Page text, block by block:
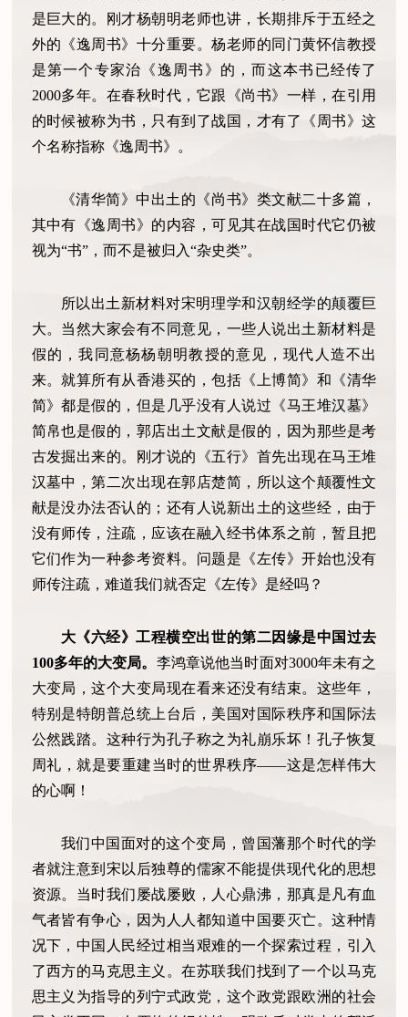
是巨大的。刚才杨朝明老师也讲，长期排斥于五经之
外的《逸周书》十分重要。杨老师的同门黄怀信教授
是第一个专家治《逸周书》的，而这本书已经传了
2000多年。在春秋时代，它跟《尚书》一样，在引用
的时候被称为书，只有到了战国，才有了《周书》这
个名称指称《逸周书》。
《清华简》中出土的《尚书》类文献二十多篇，
其中有《逸周书》的内容，可见其在战国时代它仍被
视为“书”，而不是被归入“杂史类”。
所以出土新材料对宋明理学和汉朝经学的颠覆巨
大。当然大家会有不同意见，一些人说出土新材料是
假的，我同意杨杨朝明教授的意见，现代人造不出
来。就算所有从香港买的，包括《上博简》和《清华
简》都是假的，但是几乎没有人说过《马王堆汉墓》
简帛也是假的，郭店出土文献是假的，因为那些是考
古发掘出来的。刚才说的《五行》首先出现在马王堆
汉墓中，第二次出现在郭店楚简，所以这个颠覆性文
献是没办法否认的；还有人说新出土的这些经，由于
没有师传，注疏，应该在融入经书体系之前，暂且把
它们作为一种参考资料。问题是《左传》开始也没有
师传注疏，难道我们就否定《左传》是经吗？
大《六经》工程横空出世的第二因缘是中国过去
100多年的大变局。 李鸿章说他当时面对3000年未有之
大变局，这个大变局现在看来还没有结束。这些年，
特别是特朗普总统上台后，美国对国际秩序和国际法
公然践踏。这种行为孔子称之为礼崩乐坏！孔子恢复
周礼，就是要重建当时的世界秩序——这是怎样伟大
的心啊！
我们中国面对的这个变局，曾国藩那个时代的学
者就注意到宋以后独尊的儒家不能提供现代化的思想
资源。当时我们屡战屡败，人心鼎沸，那真是凡有血
气者皆有争心，因为人人都知道中国要灭亡。这种情
况下，中国人民经过相当艰难的一个探索过程，引入
了西方的马克思主义。在苏联我们找到了一个以马克
思主义为指导的列宁式政党，这个政党跟欧洲的社会